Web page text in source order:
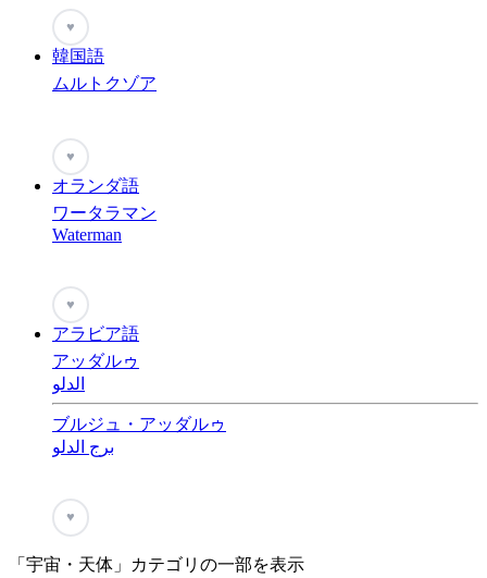
♥
韓国語
ムルトクゾア
♥
オランダ語
ワータラマン
Waterman
♥
アラビア語
アッダルゥ
الدلو
ブルジュ・アッダルゥ
برج الدلو
♥
「宇宙・天体」カテゴリの一部を表示